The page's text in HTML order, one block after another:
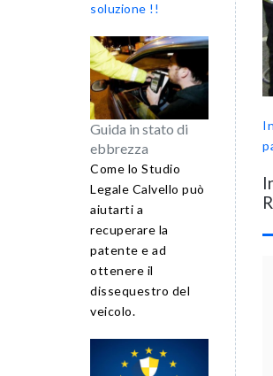
soluzione !!
Guida in stato di
ebbrezza
Come lo Studio
Legale Calvello può
aiutarti a
recuperare la
patente e ad
ottenere il
dissequestro del
veicolo.